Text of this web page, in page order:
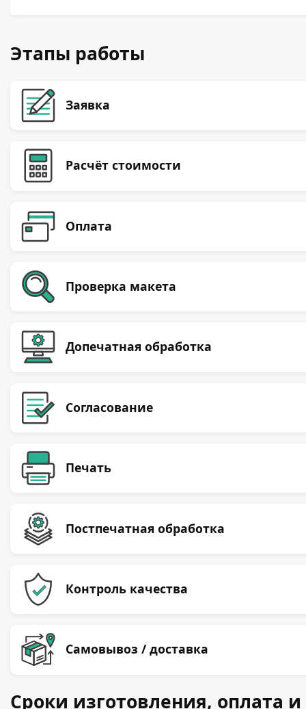
Этапы работы
Заявка
Расчёт стоимости
Оплата
Проверка макета
Допечатная обработка
Согласование
Печать
Постпечатная обработка
Контроль качества
Самовывоз / доставка
Сроки изготовления, оплата и